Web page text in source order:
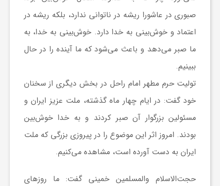
صبوری در عاشورا ریشه در ناتوانی ندارد، بلکه ریشه در
اعتماد و خوش‌بینی به خدا دارد. خوش‌بینی به خدا، به
ما صبر می‌دهد و باعث می‌شود که ما آینده را در حال
ببینیم.
تولیت حرم مطهر امام راحل در بخش دیگری از سخنان
خود گفت: در ایام چهار ماه گذشته، ملت عزیز ایران و
مسئولین بزرگوار آن صبر کردند و به خدا خوش‌بین
بودند. امروز اثر این موضوع را در پیروزی بزرگی که ملت
ایران به دست آورده است، مشاهده می‌کنیم.
حجت‌الاسلام والمسلمین خمینی گفت: ما روز‌های